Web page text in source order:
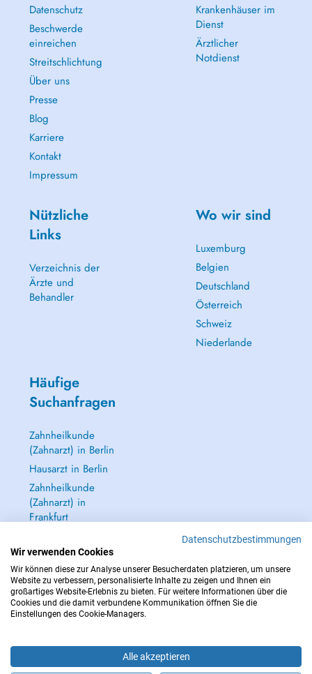
Datenschutz
Beschwerde
einreichen
Streitschlichtung
Über uns
Presse
Blog
Karriere
Kontakt
Impressum
Krankenhäuser im
Dienst
Ärztlicher
Notdienst
Nützliche
Links
Verzeichnis der
Ärzte und
Behandler
Wo wir sind
Luxemburg
Belgien
Deutschland
Österreich
Schweiz
Niederlande
Häufige
Suchanfragen
Zahnheilkunde
(Zahnarzt) in Berlin
Hausarzt in Berlin
Zahnheilkunde
(Zahnarzt) in
Frankfurt
(Hautarzt) in
Frankfurt
Alle anzeigen →
IM NOTFALL WENDEN SIE SICH AN : 112
Datenschutzbestimmungen
Wir verwenden Cookies
Wir können diese zur Analyse unserer Besucherdaten platzieren, um unsere
Website zu verbessern, personalisierte Inhalte zu zeigen und Ihnen ein
großartiges Website-Erlebnis zu bieten. Für weitere Informationen über die
Cookies und die damit verbundene Kommunikation öffnen Sie die
Einstellungen des Cookie-Managers.
Alle akzeptieren